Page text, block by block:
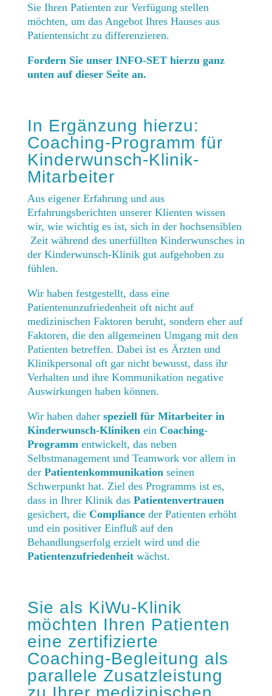
Sie Ihren Patienten zur Verfügung stellen
möchten, um das Angebot Ihres Hauses aus
Patientensicht zu differenzieren.
Fordern Sie unser INFO-SET hierzu ganz
unten auf dieser Seite an.
In Ergänzung hierzu:
Coaching-Programm für
Kinderwunsch-Klinik-
Mitarbeiter
Aus eigener Erfahrung und aus
Erfahrungsberichten unserer Klienten wissen
wir, wie wichtig es ist, sich in der hochsensiblen
Zeit während des unerfüllten Kinderwunsches in
der Kinderwunsch-Klinik gut aufgehoben zu
fühlen.
Wir haben festgestellt, dass eine
Patientenunzufriedenheit oft nicht auf
medizinischen Faktoren beruht, sondern eher auf
Faktoren, die den allgemeinen Umgang mit den
Patienten betreffen. Dabei ist es Ärzten und
Klinikpersonal oft gar nicht bewusst, dass ihr
Verhalten und ihre Kommunikation negative
Auswirkungen haben können.
Wir haben daher speziell für Mitarbeiter in
Kinderwunsch-Klinikenein Coaching-
Programmentwickelt, das neben
Selbstmanagement und Teamwork vor allem in
der Patientenkommunikationseinen
Schwerpunkt hat. Ziel des Programms ist es,
dass in Ihrer Klinik das Patientenvertrauen
gesichert, die Complianceder Patienten erhöht
und ein positiver Einfluß auf den
Behandlungserfolg erzielt wird und die
Patientenzufriedenheitwächst.
Sie als KiWu-Klinik
möchten Ihren Patienten
eine zertifizierte
Coaching-Begleitung als
parallele Zusatzleistung